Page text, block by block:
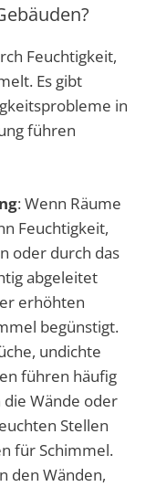
Feuchtigkeit,
Es gibt
in
führen
: Wenn Räume
Feuchtigkeit,
oder durch das
abgeleitet
erhöhten
begünstigt.
undichte
führen häufig
die Wände oder
Stellen
für Schimmel.
den Wänden,